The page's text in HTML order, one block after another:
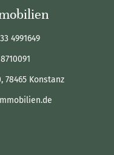
4991649
78465 Konstanz